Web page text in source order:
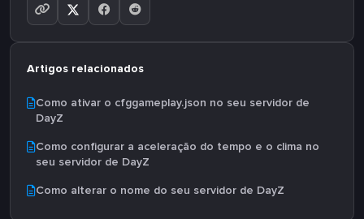
Artigos relacionados
Como ativar o cfggameplay.json no seu servidor de
DayZ
Como configurar a aceleração do tempo e o clima no
seu servidor de DayZ
Como alterar o nome do seu servidor de DayZ